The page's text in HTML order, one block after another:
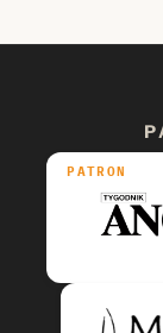
PATRON